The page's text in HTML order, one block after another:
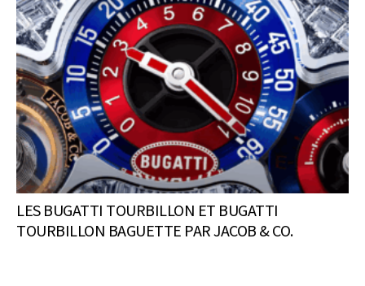
LES BUGATTI TOURBILLON ET BUGATTI
TOURBILLON BAGUETTE PAR JACOB & CO.